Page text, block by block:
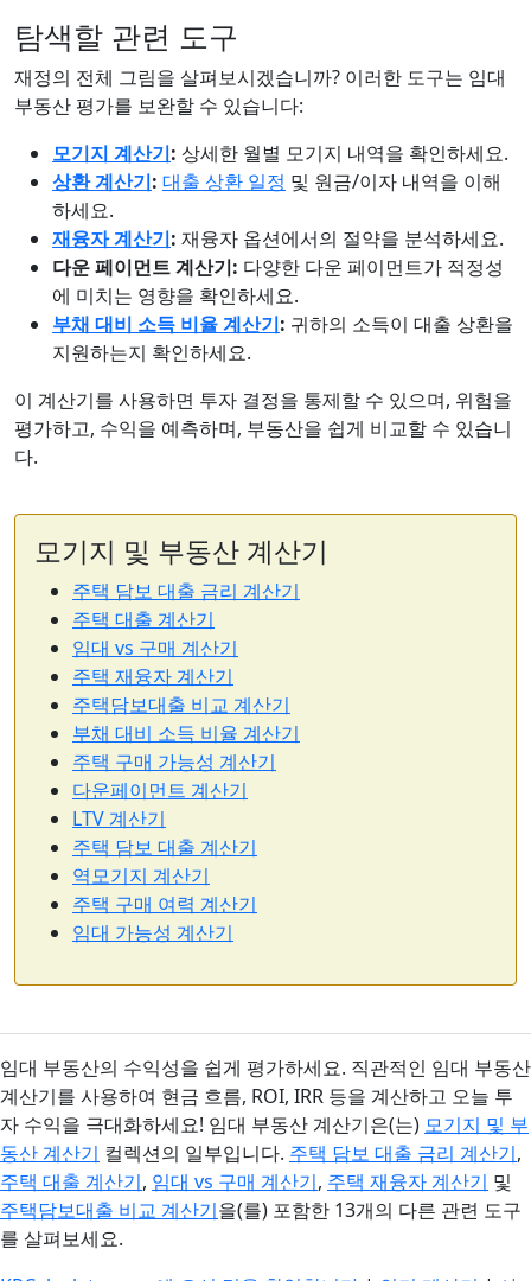
탐색할 관련 도구
재정의 전체 그림을 살펴보시겠습니까? 이러한 도구는 임대
부동산 평가를 보완할 수 있습니다:
모기지 계산기: 상세한 월별 모기지 내역을 확인하세요.
상환 계산기: 대출 상환 일정 및 원금/이자 내역을 이해
하세요.
재융자 계산기: 재융자 옵션에서의 절약을 분석하세요.
다운 페이먼트 계산기: 다양한 다운 페이먼트가 적정성
에 미치는 영향을 확인하세요.
부채 대비 소득 비율 계산기: 귀하의 소득이 대출 상환을
지원하는지 확인하세요.
이 계산기를 사용하면 투자 결정을 통제할 수 있으며, 위험을
평가하고, 수익을 예측하며, 부동산을 쉽게 비교할 수 있습니
다.
모기지 및 부동산 계산기
주택 담보 대출 금리 계산기
주택 대출 계산기
임대 vs 구매 계산기
주택 재융자 계산기
주택담보대출 비교 계산기
부채 대비 소득 비율 계산기
주택 구매 가능성 계산기
다운페이먼트 계산기
LTV 계산기
주택 담보 대출 계산기
역모기지 계산기
주택 구매 여력 계산기
임대 가능성 계산기
임대 부동산의 수익성을 쉽게 평가하세요. 직관적인 임대 부동산
계산기를 사용하여 현금 흐름, ROI, IRR 등을 계산하고 오늘 투
자 수익을 극대화하세요! 임대 부동산 계산기은(는) 모기지 및 부
동산 계산기 컬렉션의 일부입니다. 주택 담보 대출 금리 계산기,
주택 대출 계산기, 임대 vs 구매 계산기, 주택 재융자 계산기 및
주택담보대출 비교 계산기을(를) 포함한 13개의 다른 관련 도구
를 살펴보세요.